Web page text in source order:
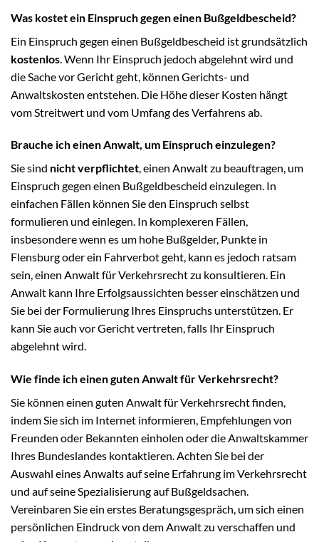
Was kostet ein Einspruch gegen einen Bußgeldbescheid?
Ein Einspruch gegen einen Bußgeldbescheid ist grundsätzlich
kostenlos . Wenn Ihr Einspruch jedoch abgelehnt wird und
die Sache vor Gericht geht, können Gerichts- und
Anwaltskosten entstehen. Die Höhe dieser Kosten hängt
vom Streitwert und vom Umfang des Verfahrens ab.
Brauche ich einen Anwalt, um Einspruch einzulegen?
Sie sind nicht verpflichtet, einen Anwalt zu beauftragen, um
Einspruch gegen einen Bußgeldbescheid einzulegen. In
einfachen Fällen können Sie den Einspruch selbst
formulieren und einlegen. In komplexeren Fällen,
insbesondere wenn es um hohe Bußgelder, Punkte in
Flensburg oder ein Fahrverbot geht, kann es jedoch ratsam
sein, einen Anwalt für Verkehrsrecht zu konsultieren. Ein
Anwalt kann Ihre Erfolgsaussichten besser einschätzen und
Sie bei der Formulierung Ihres Einspruchs unterstützen. Er
kann Sie auch vor Gericht vertreten, falls Ihr Einspruch
abgelehnt wird.
Wie finde ich einen guten Anwalt für Verkehrsrecht?
Sie können einen guten Anwalt für Verkehrsrecht finden,
indem Sie sich im Internet informieren, Empfehlungen von
Freunden oder Bekannten einholen oder die Anwaltskammer
Ihres Bundeslandes kontaktieren. Achten Sie bei der
Auswahl eines Anwalts auf seine Erfahrung im Verkehrsrecht
und auf seine Spezialisierung auf Bußgeldsachen.
Vereinbaren Sie ein erstes Beratungsgespräch, um sich einen
persönlichen Eindruck von dem Anwalt zu verschaffen und